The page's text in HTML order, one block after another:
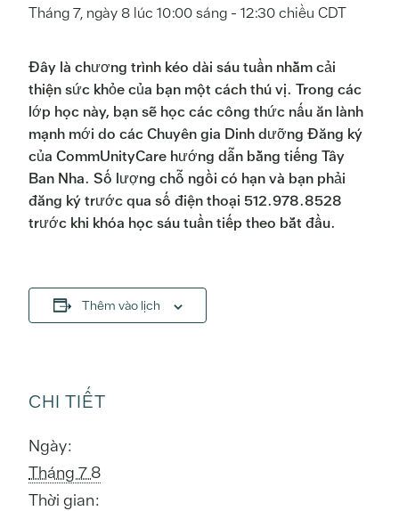
Tháng 7, ngày 8 lúc 10:00 sáng - 12:30 chiều CDT
Đây là chương trình kéo dài sáu tuần nhằm cải
thiện sức khỏe của bạn một cách thú vị. Trong các
lớp học này, bạn sẽ học các công thức nấu ăn lành
mạnh mới do các Chuyên gia Dinh dưỡng Đăng ký
của CommUnityCare hướng dẫn bằng tiếng Tây
Ban Nha. Số lượng chỗ ngồi có hạn và bạn phải
đăng ký trước qua số điện thoại 512.978.8528
trước khi khóa học sáu tuần tiếp theo bắt đầu.
Thêm vào lịch
CHI TIẾT
Ngày:
Tháng 7 8
Thời gian: